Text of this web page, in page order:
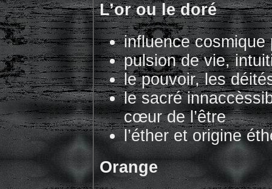
L’or ou le doré
influence cosmique
pulsion de vie,
le pouvoir, les
le sacré
cœur de l’être
l’éther et origine
Orange